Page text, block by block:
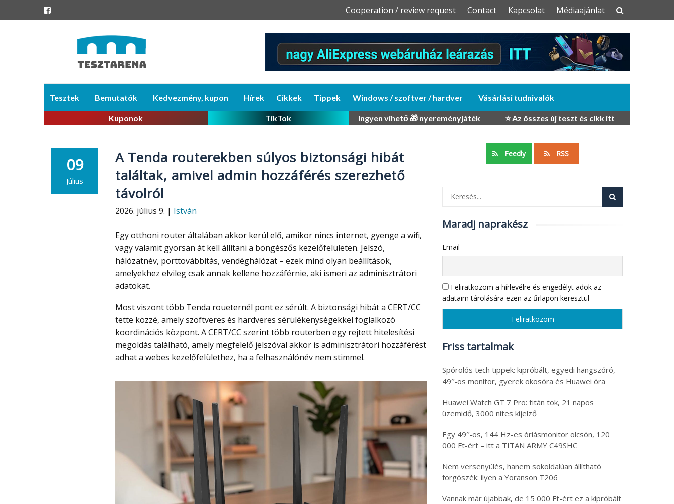
Skip
Cooperation / review request Contact Kapcsolat Médiaajánlat
content
Tesztek Bemutatók Kedvezmény, kupon Hírek Cikkek Tippek Windows / szoftver / hardver Vásárlási tudnivalók
Kuponok TikTok Ingyen vihető 🎁 nyereményjáték ⭐ Az összes új teszt és cikk itt
09
Július
A Tenda routerekben súlyos biztonsági hibát
találtak, amivel admin hozzáférés szerezhető
távolról
2026. július 9. | István
Egy otthoni router általában akkor kerül elő, amikor nincs internet, gyenge a wifi,
vagy valamit gyorsan át kell állítani a böngészős kezelőfelületen. Jelszó,
hálózatnév, porttovábbítás, vendéghálózat – ezek mind olyan beállítások,
amelyekhez elvileg csak annak kellene hozzáférnie, aki ismeri az adminisztrátori
adatokat.
Most viszont több Tenda roueternél pont ez sérült. A biztonsági hibát a CERT/CC
tette közzé, amely szoftveres és hardveres sérülékenységekkel foglalkozó
koordinációs központ. A CERT/CC szerint több routerben egy rejtett hitelesítési
megoldás található, amely megfelelő jelszóval akkor is adminisztrátori hozzáférést
adhat a webes kezelőfelülethez, ha a felhasználónév nem stimmel.
Feedly RSS
Maradj naprakész
Email
Feliratkozom a hírlevélre és engedélyt adok az
adataim tárolására ezen az űrlapon keresztül
Friss tartalmak
Spórolós tech tippek: kipróbált, egyedi hangszóró,
49″-os monitor, gyerek okosóra és Huawei óra
Huawei Watch GT 7 Pro: titán tok, 21 napos
üzemidő, 3000 nites kijelző
Egy 49″-os, 144 Hz-es óriásmonitor olcsón, 120
000 Ft-ért – itt a TITAN ARMY C49SHC
Nem versenyülés, hanem sokoldalúan állítható
forgószék: ilyen a Yoranson T206
Vannak már újabbak, de 15 000 Ft-ért ez a kipróbált